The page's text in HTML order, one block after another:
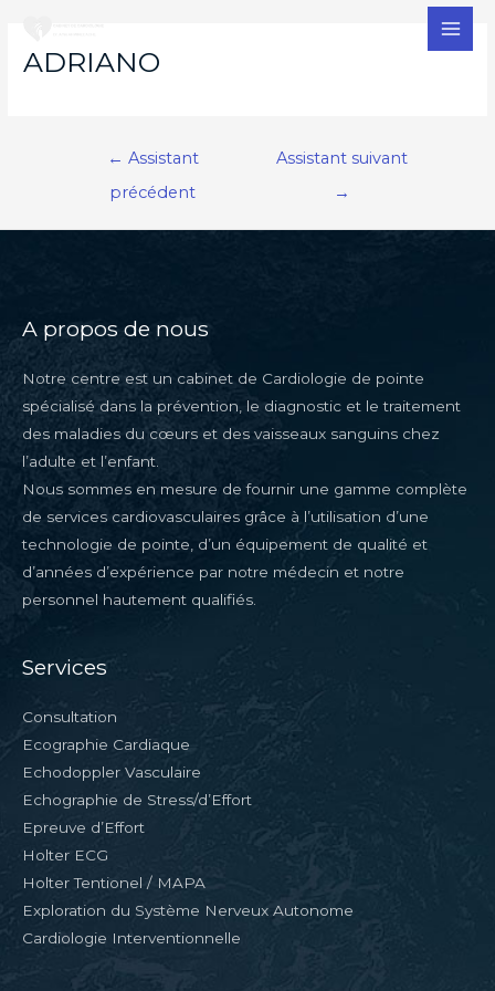
ADRIANO
Navigation
← Assistant
précédent
Assistant suivant
→
A propos de nous
Notre centre est un cabinet de Cardiologie de pointe
spécialisé dans la prévention, le diagnostic et le traitement
des maladies du cœurs et des vaisseaux sanguins chez
l’adulte et l’enfant.
Nous sommes en mesure de fournir une gamme complète
de services cardiovasculaires grâce à l’utilisation d’une
technologie de pointe, d’un équipement de qualité et
d’années d’expérience par notre médecin et notre
personnel hautement qualifiés.
Services
Consultation
Ecographie Cardiaque
Echodoppler Vasculaire
Echographie de Stress/d’Effort
Epreuve d’Effort
Holter ECG
Holter Tentionel / MAPA
Exploration du Système Nerveux Autonome
Cardiologie Interventionnelle